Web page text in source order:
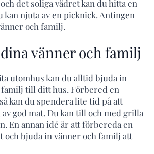
det soliga vädret kan du hitta en
kan njuta av en picknick. Antingen
och familj.
vänner och familj
utomhus kan du alltid bjuda in
familj till ditt hus. Förbered en
kan du spendera lite tid på att
god mat. Du kan till och med grilla
En annan idé är att förbereda en
och bjuda in vänner och familj att